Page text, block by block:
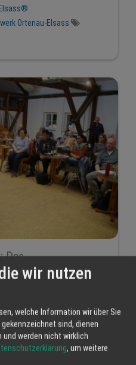
Ortenau-Elsass
Das
an die
Ortenau-Elsass
wir nutzen
welche Information wir über Sie
sind, dienen
werden nicht wirklich
, um weitere